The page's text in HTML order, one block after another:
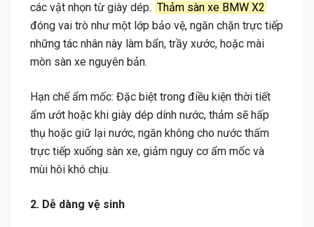
các vật nhọn từ giày dép. Thảm sàn xe BMW X2
đóng vai trò như một lớp bảo vệ, ngăn chặn trực tiếp
những tác nhân này làm bẩn, trầy xước, hoặc mài
mòn sàn xe nguyên bản.
Hạn chế ẩm mốc: Đặc biệt trong điều kiện thời tiết
ẩm ướt hoặc khi giày dép dính nước, thảm sẽ hấp
thụ hoặc giữ lại nước, ngăn không cho nước thấm
trực tiếp xuống sàn xe, giảm nguy cơ ẩm mốc và
mùi hôi khó chịu.
2. Dễ dàng vệ sinh